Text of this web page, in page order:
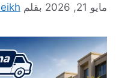
مايو 21, 2026 بقلم